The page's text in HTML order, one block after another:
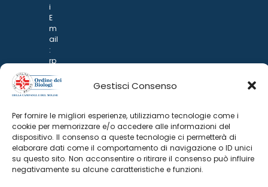
Gestisci Consenso
Per fornire le migliori esperienze, utilizziamo tecnologie come i
cookie per memorizzare e/o accedere alle informazioni del
dispositivo. Il consenso a queste tecnologie ci permetterà di
elaborare dati come il comportamento di navigazione o ID unici
su questo sito. Non acconsentire o ritirare il consenso può influire
negativamente su alcune caratteristiche e funzioni.
i
E
m
ail
:
rp
@
p
n
ar
i.it